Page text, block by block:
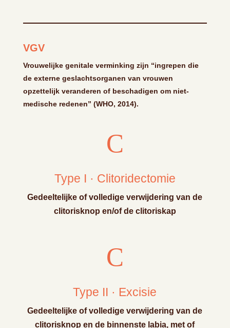
VGV
Vrouwelijke genitale verminking zijn “ingrepen die
de externe geslachtsorganen van vrouwen
opzettelijk veranderen of beschadigen om niet-
medische redenen” (WHO, 2014).
C
Type I · Clitoridectomie
Gedeeltelijke of volledige verwijdering van de
clitorisknop en/of de clitoriskap
C
Type II · Excisie
Gedeeltelijke of volledige verwijdering van de
clitorisknop en de binnenste labia, met of